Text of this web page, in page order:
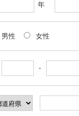
年
男性 女性
-